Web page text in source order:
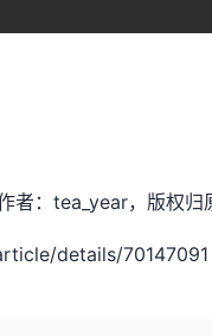
：tea_year，版权归
details/70147091